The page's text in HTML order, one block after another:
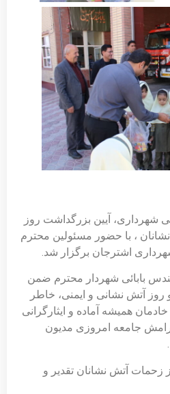
آیین بزرگداشت روز
، با حضور مسئولین محترم
اشترجان برگزار شد.
بابائی شهردار محترم ضمن
آتش نشانی و ایمنی، خاطر
همیشه آماده و ایثارگرانی
جامعه امروزی مدیون
آتش نشانان تقدیر و